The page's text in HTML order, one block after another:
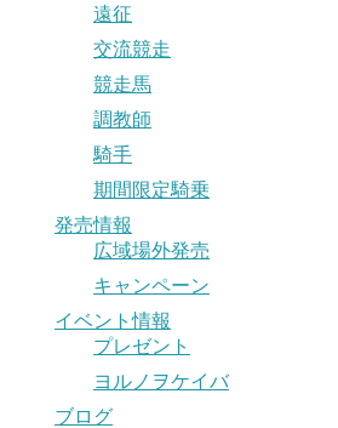
遠征
交流競走
競走馬
調教師
騎手
期間限定騎乗
発売情報
広域場外発売
キャンペーン
イベント情報
プレゼント
ヨルノヲケイバ
ブログ